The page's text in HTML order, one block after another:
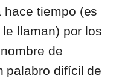
hace tiempo (es
le llaman) por los
de
palabro difícil de